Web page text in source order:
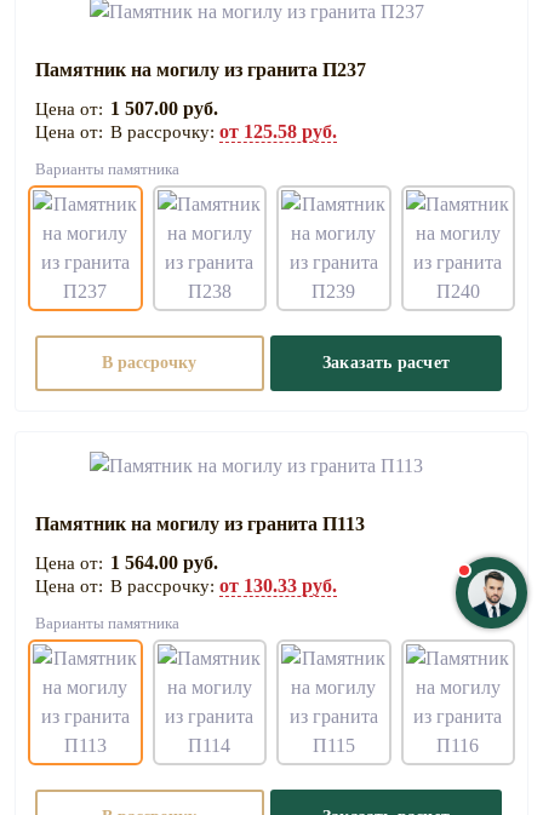
Памятник на могилу из гранита П237
1 507.00 руб.
В рассрочку: от 125.58 руб.
Варианты памятника
В рассрочку Заказать расчет
Памятник на могилу из гранита П113
1 564.00 руб.
В рассрочку: от 130.33 руб.
Варианты памятника